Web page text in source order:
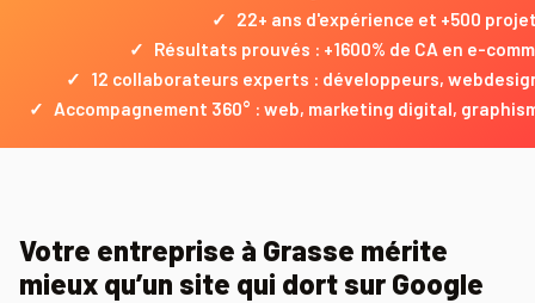
✓
22+ ans d'expérience et +500
✓
Résultats prouvés : +1600% de CA en e-
✓
12 collaborateurs experts : développeurs,
✓ Accompagnement 360° : web, marketing digital,
Votre entreprise à Grasse mérite
mieux qu’un site qui dort sur Google